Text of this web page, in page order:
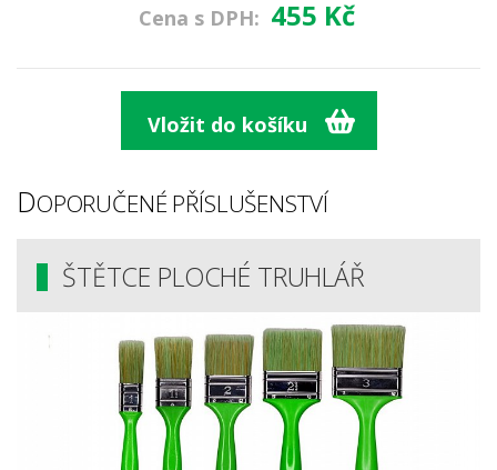
Cena s DPH: 455 Kč
DOPORUČENÉ PŘÍSLUŠENSTVÍ
ŠTĚTCE PLOCHÉ TRUHLÁŘ